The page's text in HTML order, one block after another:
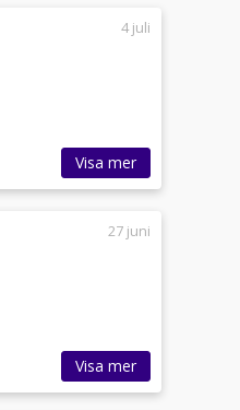
4 juli
Visa mer
27 juni
Visa mer